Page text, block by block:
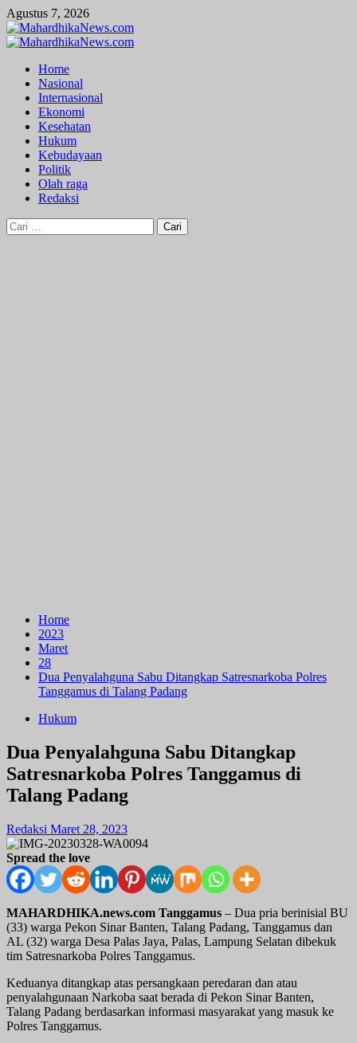
Skip
to
content
Agustus 7, 2026
Primary
Home
Nasional
Internasional
Ekonomi
Kesehatan
Hukum
Kebudayaan
Politik
Olah raga
Redaksi
Cari
untuk:
Home
2023
Maret
28
Dua Penyalahguna Sabu Ditangkap Satresnarkoba Polres
Tanggamus di Talang Padang
Hukum
Dua Penyalahguna Sabu Ditangkap
Satresnarkoba Polres Tanggamus di
Talang Padang
Redaksi Maret 28, 2023
Spread the love
MAHARDHIKA.news.com Tanggamus – Dua pria berinisial BU
(33) warga Pekon Sinar Banten, Talang Padang, Tanggamus dan
AL (32) warga Desa Palas Jaya, Palas, Lampung Selatan dibekuk
tim Satresnarkoba Polres Tanggamus.
Keduanya ditangkap atas persangkaan peredaran dan atau
penyalahgunaan Narkoba saat berada di Pekon Sinar Banten,
Talang Padang berdasarkan informasi masyarakat yang masuk ke
Polres Tanggamus.